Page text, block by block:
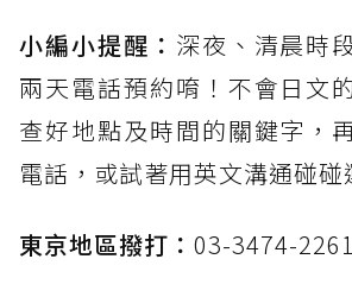
小編小提醒： 深夜、清晨時
兩天電話預約唷！不會日文
查好地點及時間的關鍵字，
電話，或試著用英文溝通碰碰
東京地區撥打： 03-3474-2261